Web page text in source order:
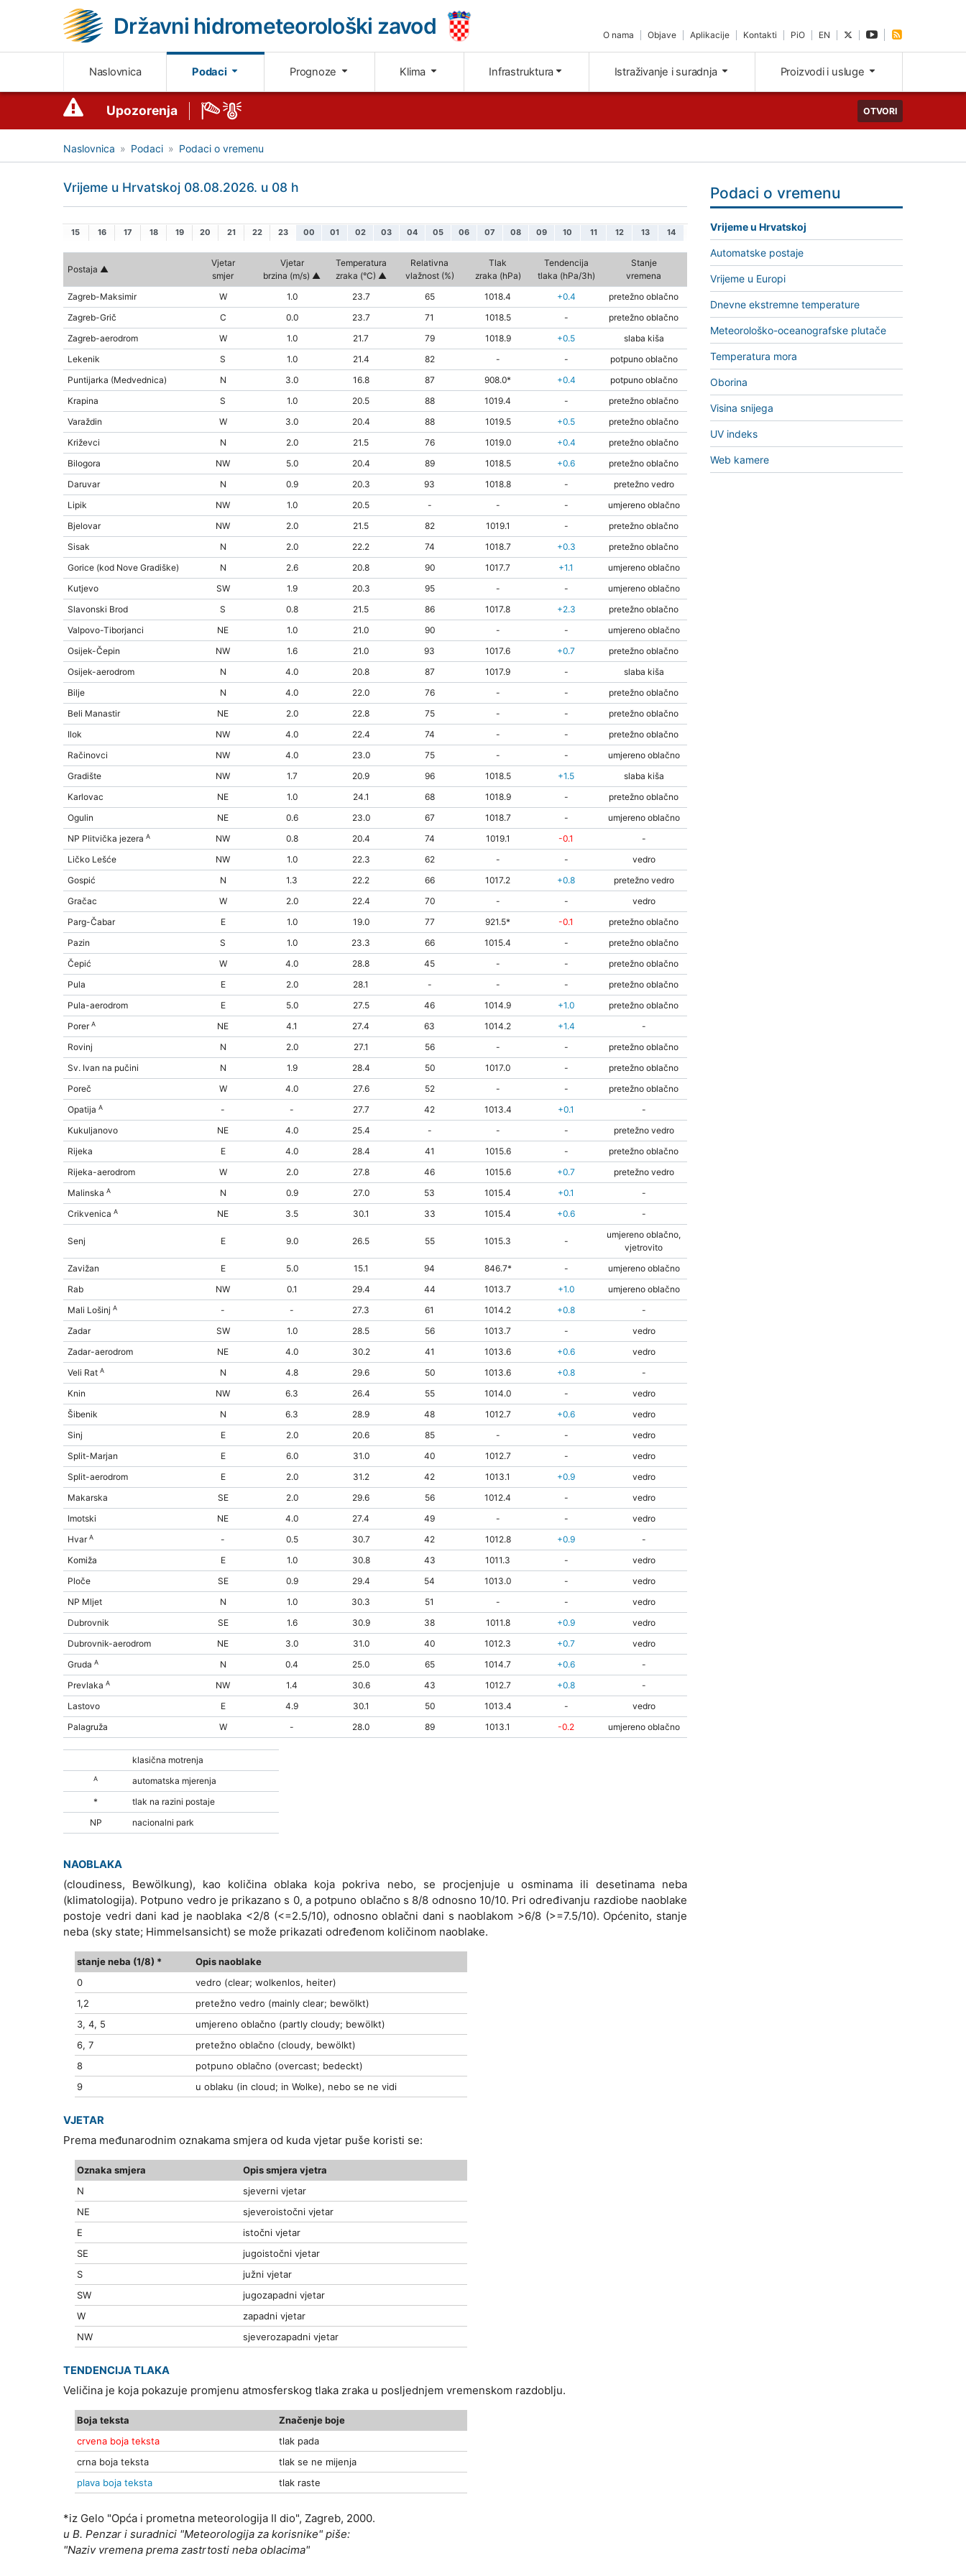
Državni hidrometeorološki zavod O nama Objave Aplikacije Kontakti PiO EN
Naslovnica Podaci Prognoze Klima Infrastruktura Istraživanje i suradnja Proizvodi i usluge
Upozorenja OTVORI
Naslovnica Podaci Podaci o vremenu
Vrijeme u Hrvatskoj 08.08.2026. u 08 h
15 16 17 18 19 20 21 22 23 00 01 02 03 04 05 06 07 08 09 10 11 12 13 14
Postaja
Vjetar
smjer
Vjetar
brzina (m/s)
Temperatura
zraka (°C)
Relativna
vlažnost (%)
Tlak
zraka (hPa)
Tendencija
tlaka (hPa/3h)
Stanje
vremena
Zagreb-Maksimir
W 1.0 23.7 65 1018.4 +0.4
pretežno oblačno
Zagreb-Grič
C 0.0 23.7 71 1018.5 -
pretežno oblačno
Zagreb-aerodrom
W 1.0 21.7 79 1018.9 +0.5
slaba kiša
Lekenik
S 1.0 21.4 82 - -
potpuno oblačno
Puntijarka (Medvednica)
N 3.0 16.8 87 908.0* +0.4
potpuno oblačno
Krapina
S 1.0 20.5 88 1019.4 -
pretežno oblačno
Varaždin
W 3.0 20.4 88 1019.5 +0.5
pretežno oblačno
Križevci
N 2.0 21.5 76 1019.0 +0.4
pretežno oblačno
Bilogora
NW 5.0 20.4 89 1018.5 +0.6
pretežno oblačno
Daruvar
N 0.9 20.3 93 1018.8 -
pretežno vedro
Lipik
NW 1.0 20.5 - - -
umjereno oblačno
Bjelovar
NW 2.0 21.5 82 1019.1 -
pretežno oblačno
Sisak
N 2.0 22.2 74 1018.7 +0.3
pretežno oblačno
Gorice (kod Nove Gradiške)
N 2.6 20.8 90 1017.7 +1.1
umjereno oblačno
Kutjevo
SW 1.9 20.3 95 - -
umjereno oblačno
Slavonski Brod
S 0.8 21.5 86 1017.8 +2.3
pretežno oblačno
Valpovo-Tiborjanci
NE 1.0 21.0 90 - -
umjereno oblačno
Osijek-Čepin
NW 1.6 21.0 93 1017.6 +0.7
pretežno oblačno
Osijek-aerodrom
N 4.0 20.8 87 1017.9 -
slaba kiša
Bilje
N 4.0 22.0 76 - -
pretežno oblačno
Beli Manastir
NE 2.0 22.8 75 - -
pretežno oblačno
Ilok
NW 4.0 22.4 74 - -
pretežno oblačno
Račinovci
NW 4.0 23.0 75 - -
umjereno oblačno
Gradište
NW 1.7 20.9 96 1018.5 +1.5
slaba kiša
Karlovac
NE 1.0 24.1 68 1018.9 -
pretežno oblačno
Ogulin
NE 0.6 23.0 67 1018.7 -
umjereno oblačno
NP Plitvička jezera A NW 0.8 20.4 74 1019.1 -0.1
-
Ličko Lešće
NW 1.0 22.3 62 - -
vedro
Gospić
N 1.3 22.2 66 1017.2 +0.8
pretežno vedro
Gračac
W 2.0 22.4 70 - -
vedro
Parg-Čabar
E 1.0 19.0 77 921.5* -0.1
pretežno oblačno
Pazin
S 1.0 23.3 66 1015.4 -
pretežno oblačno
Čepić
W 4.0 28.8 45 - -
pretežno oblačno
Pula
E 2.0 28.1 - - -
pretežno oblačno
Pula-aerodrom
E 5.0 27.5 46 1014.9 +1.0
pretežno oblačno
PorerA NE 4.1 27.4 63 1014.2 +1.4
-
Rovinj
N 2.0 27.1 56 - -
pretežno oblačno
Sv. Ivan na pučini
N 1.9 28.4 50 1017.0 -
pretežno oblačno
Poreč
W 4.0 27.6 52 - -
pretežno oblačno
Opatija A - - 27.7 42 1013.4 +0.1
-
Kukuljanovo
NE 4.0 25.4 - - -
pretežno vedro
Rijeka
E 4.0 28.4 41 1015.6 -
pretežno oblačno
Rijeka-aerodrom
W 2.0 27.8 46 1015.6 +0.7
pretežno vedro
Malinska A N 0.9 27.0 53 1015.4 +0.1
-
Crikvenica A NE 3.5 30.1 33 1015.4 +0.6 -
Senj E 9.0 26.5 55 1015.3 -
umjereno oblačno,
vjetrovito
Zavižan
E 5.0 15.1 94 846.7* -
umjereno oblačno
Rab
NW 0.1 29.4 44 1013.7 +1.0
umjereno oblačno
Mali Lošinj A - - 27.3 61 1014.2 +0.8
-
Zadar
SW 1.0 28.5 56 1013.7 -
vedro
Zadar-aerodrom
NE 4.0 30.2 41 1013.6 +0.6
vedro
Veli Rat A N 4.8 29.6 50 1013.6 +0.8
-
Knin
NW 6.3 26.4 55 1014.0 -
vedro
Šibenik
N 6.3 28.9 48 1012.7 +0.6
vedro
Sinj
E 2.0 20.6 85 - -
vedro
Split-Marjan
E 6.0 31.0 40 1012.7 -
vedro
Split-aerodrom
E 2.0 31.2 42 1013.1 +0.9
vedro
Makarska
SE 2.0 29.6 56 1012.4 -
vedro
Imotski
NE 4.0 27.4 49 - -
vedro
HvarA - 0.5 30.7 42 1012.8 +0.9
-
Komiža
E 1.0 30.8 43 1011.3 -
vedro
Ploče
SE 0.9 29.4 54 1013.0 -
vedro
NP Mljet
N 1.0 30.3 51 - -
vedro
Dubrovnik
SE 1.6 30.9 38 1011.8 +0.9
vedro
Dubrovnik-aerodrom
NE 3.0 31.0 40 1012.3 +0.7
vedro
Gruda A N 0.4 25.0 65 1014.7 +0.6
-
Prevlaka A NW 1.4 30.6 43 1012.7 +0.8
-
Lastovo
E 4.9 30.1 50 1013.4 -
vedro
Palagruža
W - 28.0 89 1013.1 -0.2 umjereno oblačno
klasična motrenja
A
automatska mjerenja
*
tlak na razini postaje
NP
nacionalni park
NAOBLAKA
(cloudiness, Bewölkung), kao količina oblaka koja pokriva nebo, se procjenjuje u osminama ili desetinama neba
(klimatologija). Potpuno vedro je prikazano s 0, a potpuno oblačno s 8/8 odnosno 10/10. Pri određivanju razdiobe naoblake
postoje vedri dani kad je naoblaka <2/8 (<=2.5/10), odnosno oblačni dani s naoblakom >6/8 (>=7.5/10). Općenito, stanje
neba (sky state; Himmelsansicht) se može prikazati određenom količinom naoblake.
stanje neba (1/8) *
Opis naoblake
0
vedro (clear; wolkenlos, heiter)
1,2
pretežno vedro (mainly clear; bewölkt)
3, 4, 5
umjereno oblačno (partly cloudy; bewölkt)
6, 7
pretežno oblačno (cloudy, bewölkt)
8
potpuno oblačno (overcast; bedeckt)
9
u oblaku (in cloud; in Wolke), nebo se ne vidi
VJETAR
Prema međunarodnim oznakama smjera od kuda vjetar puše koristi se:
Oznaka smjera
Opis smjera vjetra
N
sjeverni vjetar
NE
sjeveroistočni vjetar
E
istočni vjetar
SE
jugoistočni vjetar
S
južni vjetar
SW
jugozapadni vjetar
W
zapadni vjetar
NW
sjeverozapadni vjetar
TENDENCIJA TLAKA
Veličina je koja pokazuje promjenu atmosferskog tlaka zraka u posljednjem vremenskom razdoblju.
Boja teksta
Značenje boje
crvena boja teksta
tlak pada
crna boja teksta
tlak se ne mijenja
plava boja teksta
tlak raste
*iz Gelo "Opća i prometna meteorologija II dio", Zagreb, 2000.
u B. Penzar i suradnici "Meteorologija za korisnike" piše:
"Naziv vremena prema zastrtosti neba oblacima"
Podaci o vremenu
Vrijeme u Hrvatskoj
Automatske postaje
Vrijeme u Europi
Dnevne ekstremne temperature
Meteorološko-oceanografske plutače
Temperatura mora
Oborina
Visina snijega
UV indeks
Web kamere